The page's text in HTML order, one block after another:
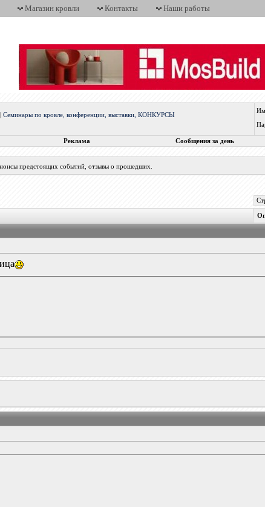
Магазин кровли Контакты Наши работы
|Семинары по кровле, конференции, выставки, КОНКУРСЫ
Реклама Сообщения за день
предстоящих событий, отзывы о прошедших.